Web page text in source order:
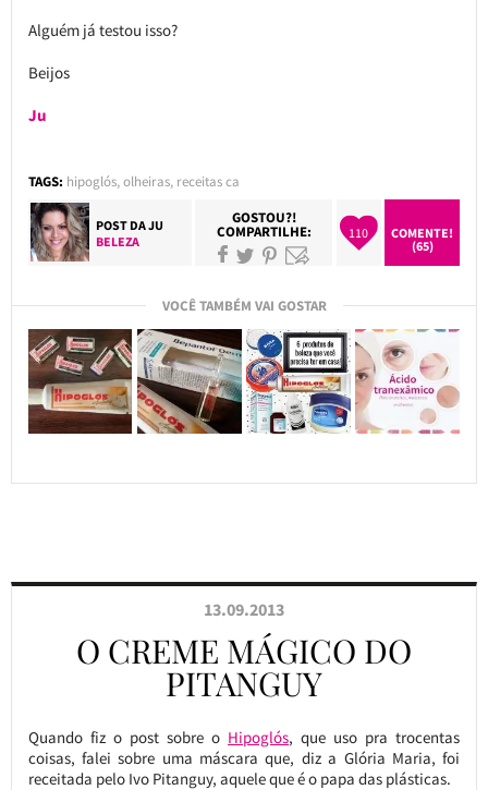
Alguém já testou isso?
Beijos
Ju
TAGS: hipoglós,olheiras, receitas ca
POST DAJU
BELEZA
GOSTOU?!
COMPARTILHE: 110
COMENTE!
(65)
VOCÊ TAMBÉM VAI GOSTAR
13.09.2013
O CREME MÁGICO DO
PITANGUY
Quando fiz o post sobre o Hipoglós, que uso pra trocentas
coisas, falei sobre uma máscara que, diz a Glória Maria, foi
receitada pelo Ivo Pitanguy, aquele que é o papa das plásticas.